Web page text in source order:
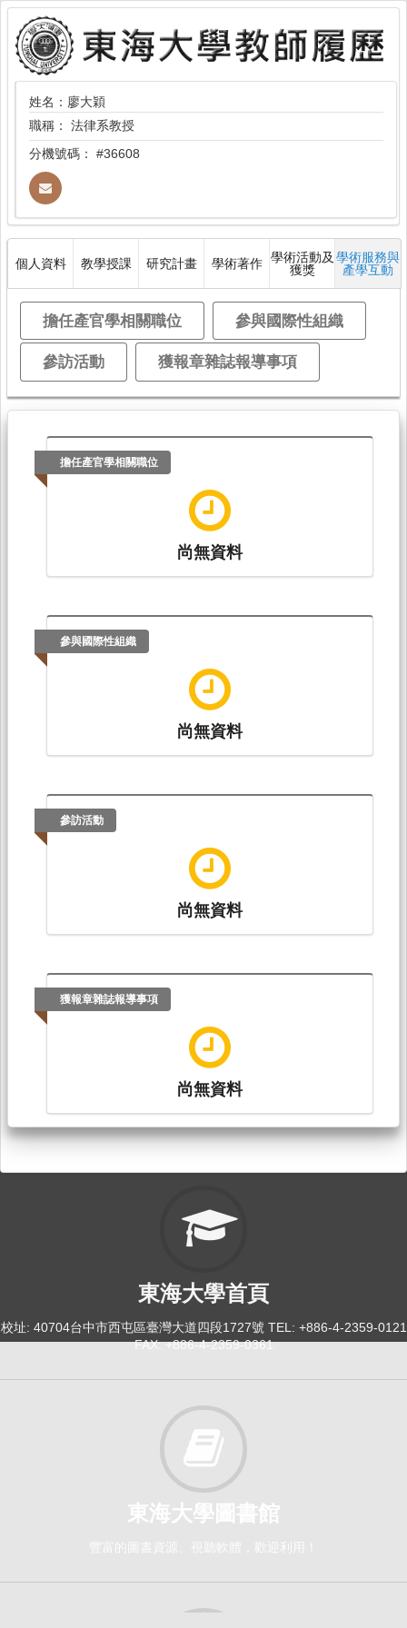
姓名：廖大穎
職稱： 法律系教授
分機號碼： #36608
個人資料 教學授課 研究計畫 學術著作 學術活動及
獲獎
學術服務與
產學互動
擔任產官學相關職位 參與國際性組織
參訪活動 獲報章雜誌報導事項
擔任產官學相關職位
尚無資料
參與國際性組織
尚無資料
參訪活動
尚無資料
獲報章雜誌報導事項
尚無資料
東海大學首頁
校址: 40704台中市西屯區臺灣大道四段1727號 TEL: +886-4-2359-0121
FAX: +886-4-2359-0361
東海大學圖書館
豐富的圖書資源、視聽軟體，歡迎利用！